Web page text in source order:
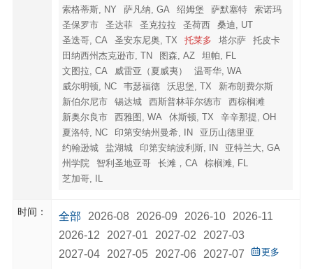
索格蒂斯, NY
萨凡纳, GA 绍姆堡 萨默塞特
索诺玛
圣保罗市
圣达菲 圣克拉拉 圣荷西
桑迪, UT
圣迭哥, CA
圣安东尼奥, TX 托莱多 塔尔萨
托皮卡
田纳西州杰克逊市, TN
图森, AZ
坦帕, FL
文图拉, CA
威雷亚（夏威夷）
温哥华, WA
威尔明顿, NC
韦瑟福德 沃思堡, TX
新布朗费尔斯
新伯尔尼市
锡达城 西斯普林菲尔德市
西棕榈滩
新奥尔良市
西雅图, WA 休斯顿, TX
辛辛那提, OH
夏洛特, NC
印第安纳州曼希, IN
亚历山德里亚
约翰逊城
盐湖城 印第安纳波利斯, IN
亚特兰大, GA
州学院
智利圣地亚哥 长滩，CA
棕榈滩, FL
芝加哥, IL
时间： 全部 2026-08 2026-09 2026-10
2026-11
2026-12
2027-01 2027-02
2027-03
2027-04
2027-05 2027-06 2027-07 更多